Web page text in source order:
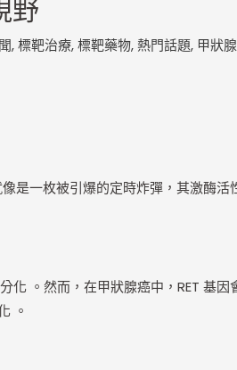
野
,標靶治療,標靶藥物,熱門話題, 甲狀
是一枚被引爆的定時炸彈，其激酶
化 。然而，在甲狀腺癌中，RET 基
。